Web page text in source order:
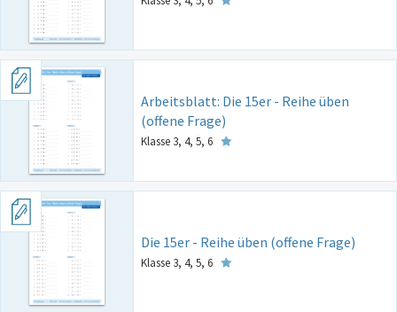
Arbeitsblatt: Die 15er - Reihe üben
(offene Frage)
Klasse 3, 4, 5, 6
Die 15er - Reihe üben (offene Frage)
Klasse 3, 4, 5, 6